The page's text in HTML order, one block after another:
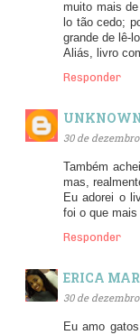
muito mais
lo tão cedo;
grande de lê-
Aliás, livro
Responder
30 de dezembro
Também
mas,
Eu adorei o
foi o que
Responder
ERICA
30 de
Eu amo